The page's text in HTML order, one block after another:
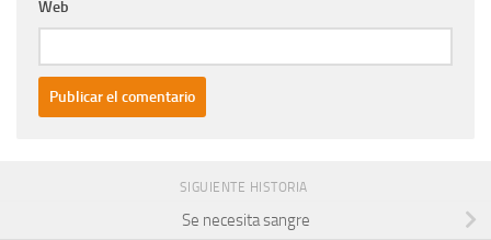
Web
SIGUIENTE HISTORIA
Se necesita sangre